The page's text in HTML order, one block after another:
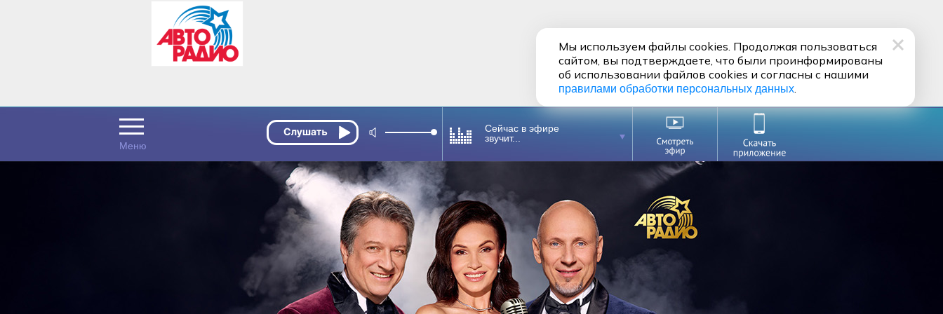
Сейчас в эфире
звучит...
Мы используем файлы cookies. Продолжая пользоваться
сайтом, вы подтверждаете, что были проинформированы
об использовании файлов cookies и согласны с нашими
правилами обработки персональных данных.